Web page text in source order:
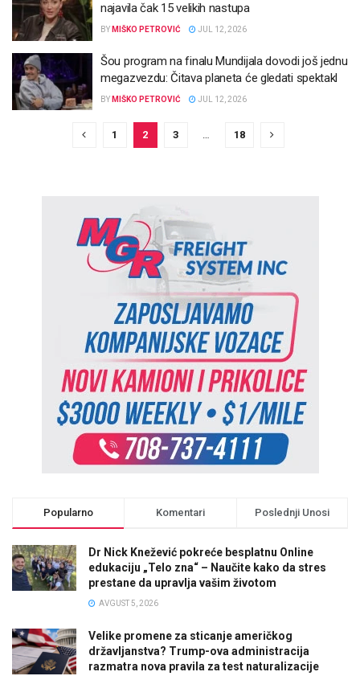
najavila čak 15 velikih nastupa
BY MIŠKO PETROVIĆ JUL 12, 2026
Šou program na finalu Mundijala dovodi još jednu
megazvezdu: Čitava planeta će gledati spektakl
BY MIŠKO PETROVIĆ JUL 12, 2026
1 2 3 … 18
Popularno Komentari Poslednji Unosi
Dr Nick Knežević pokreće besplatnu Online
edukaciju „Telo zna“ – Naučite kako da stres
prestane da upravlja vašim životom
AVGUST 5, 2026
Velike promene za sticanje američkog
državljanstva? Trump-ova administracija
razmatra nova pravila za test naturalizacije